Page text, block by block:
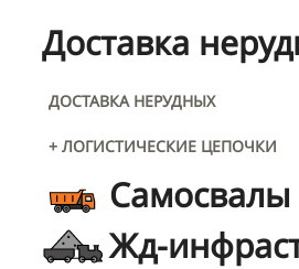
Доставка
ДОСТАВКА НЕРУДНЫХ
+ ЛОГИСТИЧЕСКИЕ ЦЕПОЧКИ
Самосвалы
Жд-